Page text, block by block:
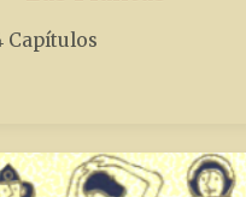
Capítulos